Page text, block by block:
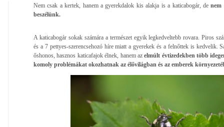
Nem csak a kertek, hanem a gyerekdalok kis alakja is a katicabogár, denem
beszélünk.
A katicabogár sokak számára a természet egyik legkedveltebb rovara. Piros
és a 7 pettyes-szerencsehozó híre miatt a gyerekek és a felnőttek is kedvelik.
őshonos, hasznos katicafajok élnek, hanem azelmúlt évtizedekben több
komoly problémákat okozhatnak az élővilágban és az emberek